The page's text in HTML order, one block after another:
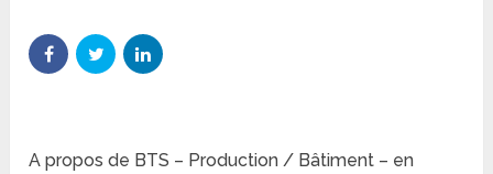
A propos de BTS – Production / Bâtiment – en